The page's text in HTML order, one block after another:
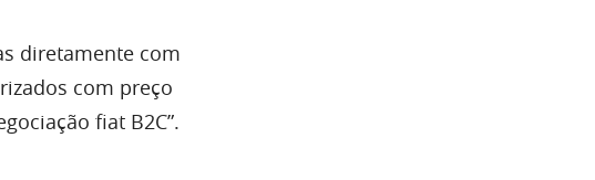
diretamente com
com preço
fiat B2C”.